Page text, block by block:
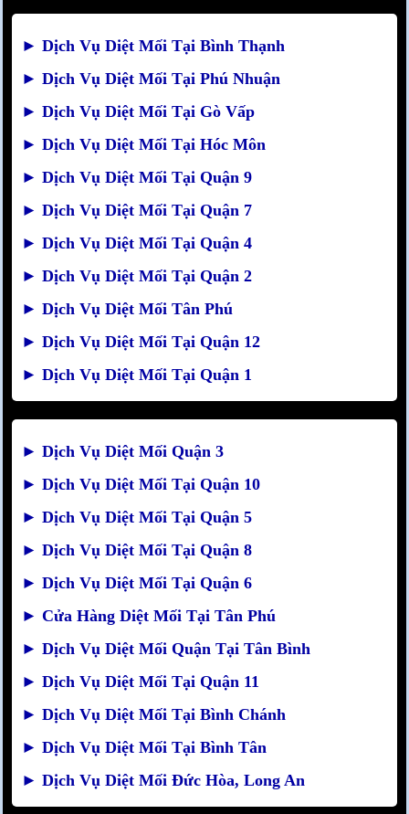
► Dịch Vụ Diệt Mối Tại Bình Thạnh
► Dịch Vụ Diệt Mối Tại Phú Nhuận
► Dịch Vụ Diệt Mối Tại Gò Vấp
► Dịch Vụ Diệt Mối Tại Hóc Môn
► Dịch Vụ Diệt Mối Tại Quận 9
► Dịch Vụ Diệt Mối Tại Quận 7
► Dịch Vụ Diệt Mối Tại Quận 4
► Dịch Vụ Diệt Mối Tại Quận 2
► Dịch Vụ Diệt Mối Tân Phú
► Dịch Vụ Diệt Mối Tại Quận 12
► Dịch Vụ Diệt Mối Tại Quận 1
► Dịch Vụ Diệt Mối Quận 3
► Dịch Vụ Diệt Mối Tại Quận 10
► Dịch Vụ Diệt Mối Tại Quận 5
► Dịch Vụ Diệt Mối Tại Quận 8
► Dịch Vụ Diệt Mối Tại Quận 6
► Cửa Hàng Diệt Mối Tại Tân Phú
► Dịch Vụ Diệt Mối Quận Tại Tân Bình
► Dịch Vụ Diệt Mối Tại Quận 11
► Dịch Vụ Diệt Mối Tại Bình Chánh
► Dịch Vụ Diệt Mối Tại Bình Tân
► Dịch Vụ Diệt Mối Đức Hòa, Long An